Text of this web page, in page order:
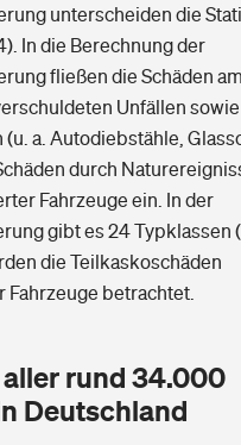
unterscheiden die
In die Berechnung der
fließen die Schäden
Unfällen
a. Autodiebstähle,
durch
Fahrzeuge ein. In der
gibt es 24 Typklassen
die Teilkaskoschäden
betrachtet.
rund 34.000
Deutschland